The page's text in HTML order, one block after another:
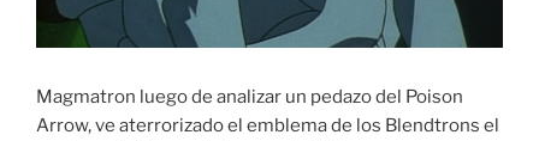
Magmatron luego de analizar un pedazo del Poison
Arrow, ve aterrorizado el emblema de los Blendtrons el